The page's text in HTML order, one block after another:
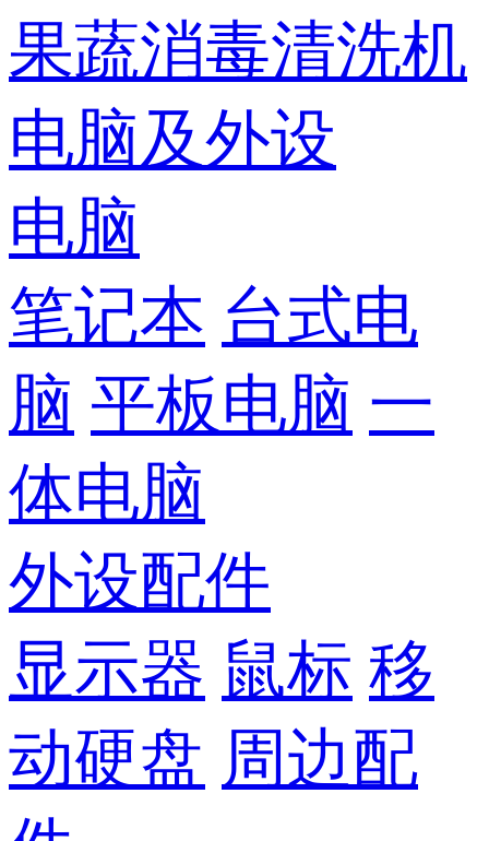
果蔬消毒清洗机
电脑及外设
电脑
笔记本 台式电
脑 平板电脑 一
体电脑
外设配件
显示器 鼠标 移
动硬盘 周边配